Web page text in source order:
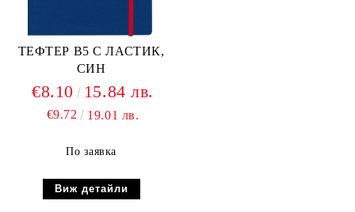
ТЕФТЕР В5 С ЛАСТИК,
СИН
€8.10 15.84 лв.
€9.72 19.01 лв.
По заявка
Виж детайли